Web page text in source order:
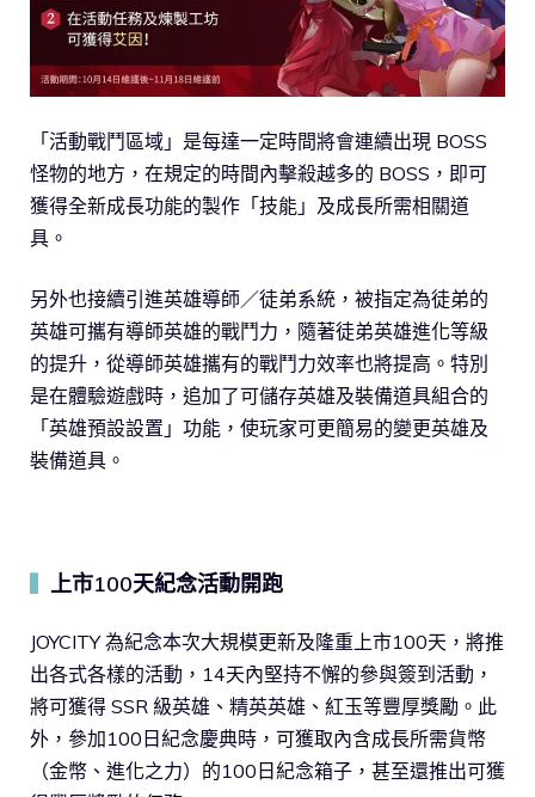
「活動戰鬥區域」是每達一定時間將會連續出現 BOSS
怪物的地方，在規定的時間內擊殺越多的 BOSS，即可
獲得全新成長功能的製作「技能」及成長所需相關道
具。
另外也接續引進英雄導師／徒弟系統，被指定為徒弟的
英雄可攜有導師英雄的戰鬥力，隨著徒弟英雄進化等級
的提升，從導師英雄攜有的戰鬥力效率也將提高。特別
是在體驗遊戲時，追加了可儲存英雄及裝備道具組合的
「英雄預設設置」功能，使玩家可更簡易的變更英雄及
裝備道具。
上市100天紀念活動開跑
JOYCITY 為紀念本次大規模更新及隆重上市100天，將推
出各式各樣的活動，14天內堅持不懈的參與簽到活動，
將可獲得 SSR 級英雄、精英英雄、紅玉等豐厚獎勵。此
外，參加100日紀念慶典時，可獲取內含成長所需貨幣
（金幣、進化之力）的100日紀念箱子，甚至還推出可獲